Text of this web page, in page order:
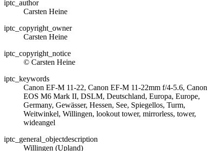
iptc_author
Carsten Heine
iptc_copyright_owner
Carsten Heine
iptc_copyright_notice
© Carsten Heine
iptc_keywords
Canon EF-M 11-22, Canon EF-M 11-22mm f/4-5.6, Canon
EOS M6 Mark II, DSLM, Deutschland, Europa, Europe,
Germany, Gewässer, Hessen, See, Spiegellos, Turm,
Weitwinkel, Willingen, lookout tower, mirrorless, tower,
wideangel
iptc_general_objectdescription
Willingen (Upland)